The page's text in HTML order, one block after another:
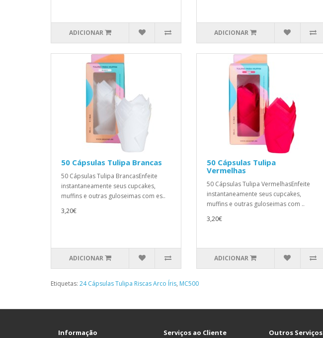
ADICIONAR ADICIONAR
50 Cápsulas Tulipa Brancas
50 Cápsulas Tulipa BrancasEnfeite
instantaneamente seus cupcakes,
muffins e outras guloseimas com es..
3,20€
ADICIONAR
50 Cápsulas Tulipa
Vermelhas
50 Cápsulas Tulipa VermelhasEnfeite
instantaneamente seus cupcakes,
muffins e outras guloseimas com ..
3,20€
ADICIONAR
Etiquetas: 24 Cápsulas Tulipa Riscas Arco Íris, MC500
Informação Serviços ao Cliente Outros Serviços